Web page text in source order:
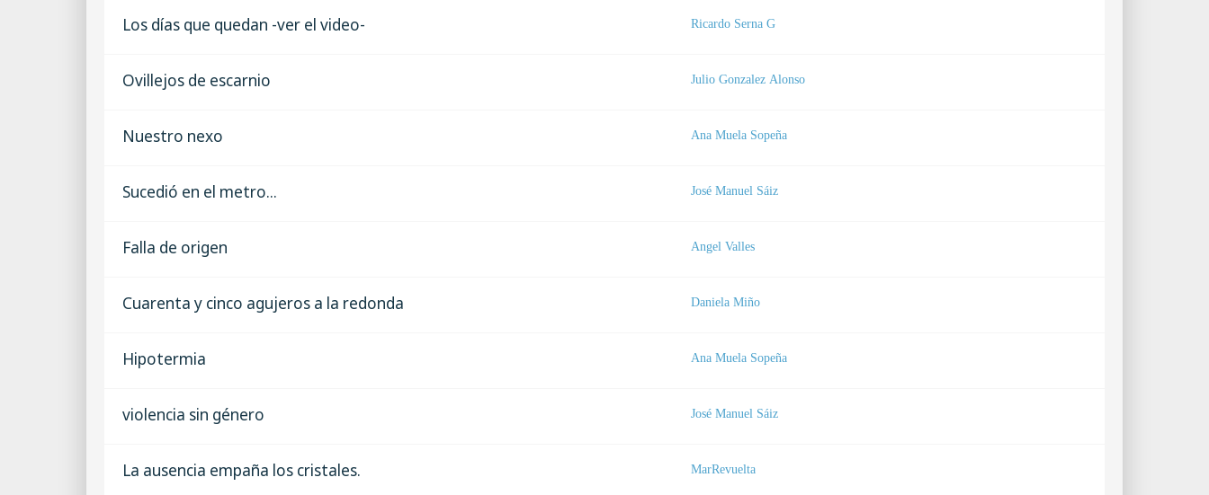
Los días que quedan -ver el video- Ricardo Serna G
Ovillejos de escarnio Julio Gonzalez Alonso
Nuestro nexo Ana Muela Sopeña
Sucedió en el metro... José Manuel Sáiz
Falla de origen Angel Valles
Cuarenta y cinco agujeros a la redonda Daniela Miño
Hipotermia Ana Muela Sopeña
violencia sin género José Manuel Sáiz
La ausencia empaña los cristales. MarRevuelta